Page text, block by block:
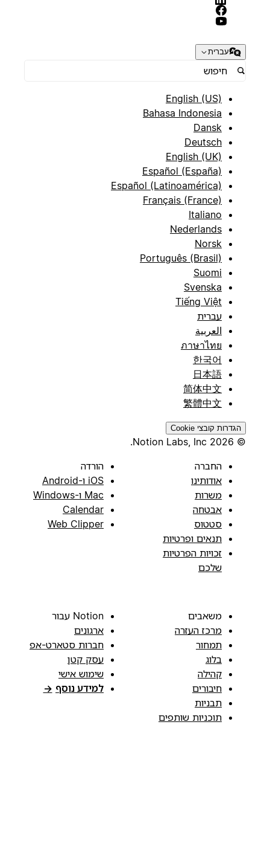
עברית
English (US)
Bahasa Indonesia
Dansk
Deutsch
English (UK)
Español (España)
Español (Latinoamérica)
Français (France)
Italiano
Nederlands
Norsk
Português (Brasil)
Suomi
Svenska
Tiếng Việt
עברית
العربية
ภาษาไทย
한국어
日本語
简体中文
繁體中文
הגדרות קובצי Cookie
החברה
אודותינו
משרות
אבטחה
סטטוס
תנאים ופרטיות
זכויות הפרטיות
שלכם
הורדה
iOS ו-Android
Mac ו-Windows
Calendar
Web Clipper
משאבים
מרכז העזרה
תמחור
בלוג
קהילה
חיבורים
תבניות
תוכניות שותפים
Notion עבור
ארגונים
חברות סטארט-אפ
עסק קטן
שימוש אישי
למידע נוסף →